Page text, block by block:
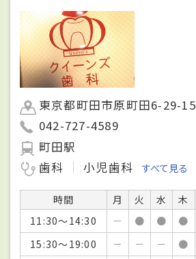
東京都町田市原町田6-29-15
042-727-4589
町田駅
歯科
小児歯科 すべて見る
時間 月 火 水 木
11:30～14:30
－ ● ● ●
15:30～19:00
－ － － ●